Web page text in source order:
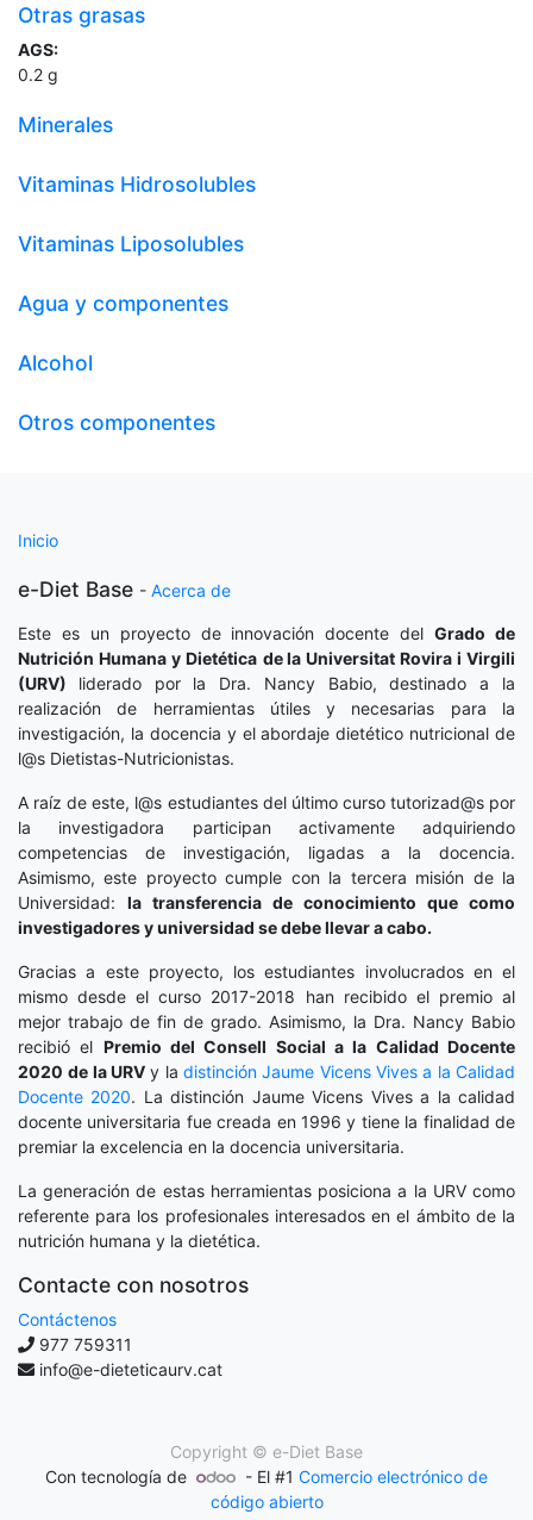
Otras grasas
AGS:
0.2 g
Minerales
Vitaminas Hidrosolubles
Vitaminas Liposolubles
Agua y componentes
Alcohol
Otros componentes
Inicio
e-Diet Base - Acerca de
Este es un proyecto de innovación docente delGrado de
Nutrición Humana y Dietética de la Universitat Rovira i Virgili
(URV) liderado por la Dra. Nancy Babio, destinado a la
realización de herramientas útiles y necesarias para la
investigación, la docencia y el abordaje dietético nutricional de
l@s Dietistas-Nutricionistas.
A raíz de este, l@s estudiantes del último curso tutorizad@s por
la investigadora participan activamente adquiriendo
competencias de investigación, ligadas a la docencia.
Asimismo, este proyecto cumple con la tercera misión de la
Universidad: la transferencia de conocimiento que como
investigadores y universidad se debe llevar a cabo.
Gracias a este proyecto, los estudiantes involucrados en el
mismo desde el curso 2017-2018 han recibido el premio al
mejor trabajo de fin de grado. Asimismo, la Dra. Nancy Babio
recibió el Premio del Consell Social a la Calidad Docente
2020 de la URV y ladistinción Jaume Vicens Vives a la Calidad
Docente 2020. La distinción Jaume Vicens Vives a la calidad
docente universitaria fue creada en 1996 y tiene la finalidad de
premiar la excelencia en la docencia universitaria.
La generación de estas herramientas posiciona a la URV como
referente para los profesionales interesados en el ámbito de la
nutrición humana y la dietética.
Contacte con nosotros
Contáctenos
977 759311
info@e-dieteticaurv.cat
Copyright © e-Diet Base
Con tecnología de
- El #1 Comercio electrónico de
código abierto